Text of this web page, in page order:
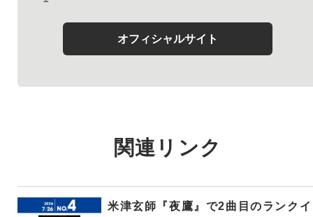
オフィシャルサイト
関連リンク
米津玄師『夜鷹』で2曲目のランクイ